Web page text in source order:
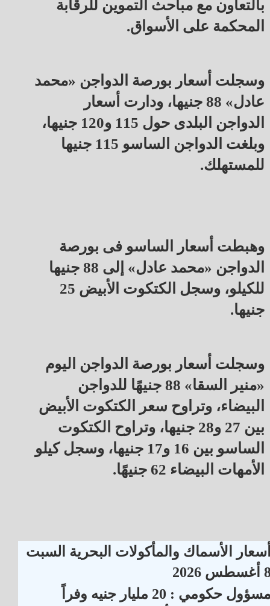
بالتعاون مع مباحث التموين للرقابة
المحكمة على الأسواق.
وسجلت أسعار بورصة الدواجن «محمد
عادل» 88 جنيها، ودارت أسعار
الدواجن البلدى حول 115 و120 جنيها،
وبلغت الدواجن الساسو 115 جنيها
للمستهلك.
وهبطت أسعار الساسو فى بورصة
الدواجن «محمد عادل» إلى 88 جنيها
للكيلو، وسجل الكتكوت الأبيض 25
جنيها.
وسجلت أسعار بورصة الدواجن اليوم
«منير السقا» 88 جنيهًا للدواجن
البيضاء، وتراوح سعر الكتكوت الأبيض
بين 27 و28 جنيها، وتراوح الكتكوت
الساسو بين 16 و17 جنيها، وسجل كيلو
الأمهات البيضاء 62 جنيهًا.
الأسماك والمأكولات البحرية السبت
2026
مسؤول حكومي : 20 مليار جنيه وفراً